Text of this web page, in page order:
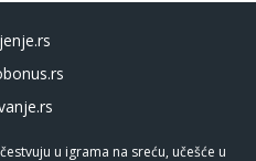
u igrama na sreću, učešće u